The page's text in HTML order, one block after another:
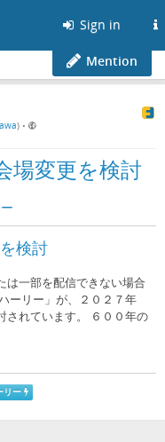
Sign in
Mention
) •
変更を検討
検討
は一部を配信できない場合
ーリー」が、２０２７年
されています。 ６００年の
リー